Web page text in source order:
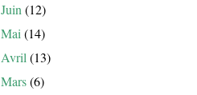
Juin (12)
Mai (14)
Avril (13)
Mars(6)